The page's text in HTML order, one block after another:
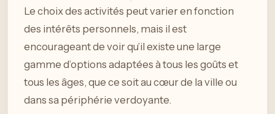
Le choix des activités peut varier en fonction
des intérêts personnels, mais il est
encourageant de voir qu’il existe une large
gamme d’options adaptées à tous les goûts et
tous les âges, que ce soit au cœur de la ville ou
dans sa périphérie verdoyante.